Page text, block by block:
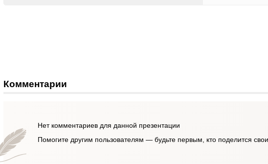
Комментарии
Нет комментариев для данной презентации
Помогите другим пользователям — будьте первым, кто поделится